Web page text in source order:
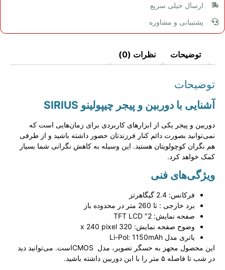
ارسال خیلی سریع
پشتیبانی و مشاوره
توضیحات نظرات (0)
توضیحات
آشنایی با دوربین و پیجر چیپولینو SIRIUS
دوربین و پیجر یکی از ابزارهای کاربردی برای زمان‌هایی است که
نمی‌توانید بصورت دائم کنار فرزندتان حضور داشته باشید و از طرفی
هم نگران کوچولویتان هستید. این وسیله به کاهش نگرانی شما بسیار
کمک خواهد کرد.
ویژگی‌های فنی
فرکانس: 2.4 گیگاهرتز
برد خارجی : تا 260 متر در محدوده باز
صفحه نمایش: 2″ TFT LCD
وضوح صفحه نمایش: 320 х 240 pixel
باتری مدل Li-Pol: 1150mAh
این محصول مجهز به حسگر تصویر، مدل CMOSاست. می‌توانید دید
در شب تا فاصله ۵ متر را با این دوربین داشته باشید.